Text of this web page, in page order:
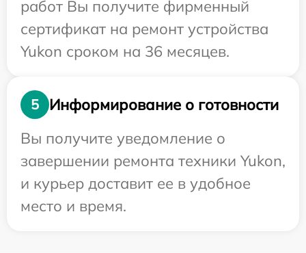
работ Вы получите фирменный
сертификат на ремонт устройства
Yukon сроком на 36 месяцев.
5
Информирование о готовности
Вы получите уведомление о
завершении ремонта техники Yukon,
и курьер доставит ее в удобное
место и время.